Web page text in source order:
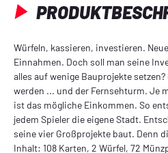
Würfeln, kassieren, investieren.
Einnahmen. Doch soll man seine
alles auf wenige Bauprojekte
werden ... und der Fernsehturm. Je
ist das mögliche Einkommen. So
jedem Spieler die eigene Stadt.
seine vier Großprojekte baut. Denn
Inhalt: 108 Karten, 2 Würfel, 72